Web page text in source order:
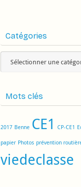
Catégories
Mots clés
2017 Benne CE1 CP-CE1
papier Photos prévention
viedeclasse